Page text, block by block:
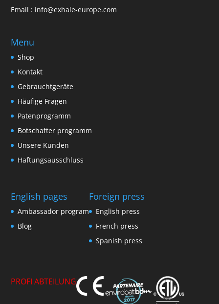
Email : info@exhale-europe.com
Menu
Shop
Kontakt
Gebrauchtgeräte
Häufige Fragen
Patenprogramm
Botschafter programm
Unsere Kunden
Haftungsausschluss
English pages
Ambassador program
Blog
Foreign press
English press
French press
Spanish press
PROFI ABTEILUNG